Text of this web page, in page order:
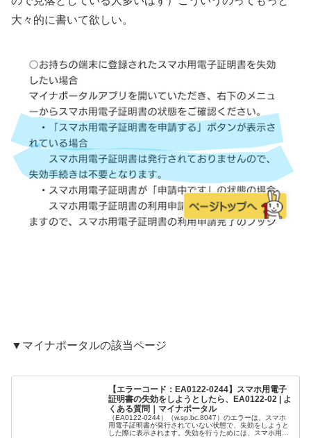
大々的に書いて欲しい。
▼マイナポータルの該当ページ
【エラーコード：EA0122-0244】スマホ用電子
証明書の失効をしようとしたら、EA0122-02 | よ
くある質問｜マイナポータル
（EA0122-0244）（w.sp.bc.8047）のエラーは、スマホ
用電子証明書が発行されていない状態で、失効をしようと
した際に表示されます。失効を行うためには、スマホ用電